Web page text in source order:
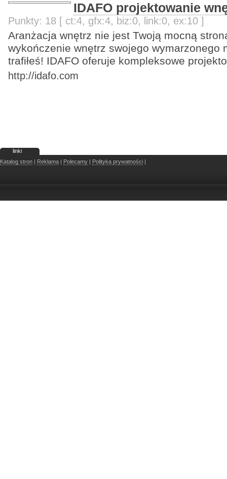
IDAFO projektowanie
Punkty: 18 [ ct:4, gfx:4, biz:0, link:0, ex:10 ]
Aranżacja wnętrz nie jest Twoją mocną
wykończenie wnętrz swojego wymarzonego
trafiłeś! IDAFO oferuje kompleksowe
http://idafo.com
linki
Katalog stron | Reklama | Polecamy | Polityka prywatności |